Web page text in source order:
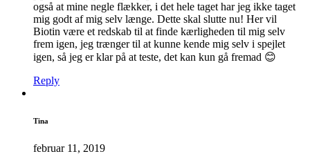
også at mine negle flækker, i det hele taget har jeg ikke taget
mig godt af mig selv længe. Dette skal slutte nu! Her vil
Biotin være et redskab til at finde kærligheden til mig selv
frem igen, jeg trænger til at kunne kende mig selv i spejlet
igen, så jeg er klar på at teste, det kan kun gå fremad 😊
Reply
Tina
februar 11, 2019